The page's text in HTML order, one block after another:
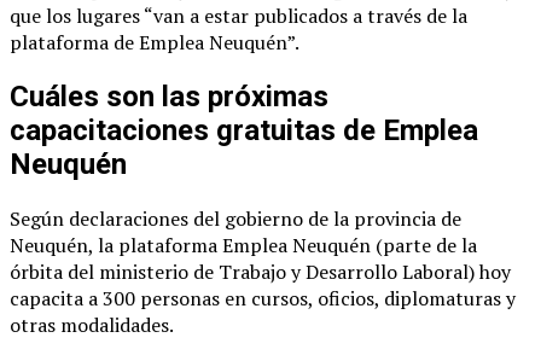
que los lugares “van a estar publicados a través de la
plataforma de Emplea Neuquén”.
Cuáles son las próximas
capacitaciones gratuitas de Emplea
Neuquén
Según declaraciones del gobierno de la provincia de
Neuquén, la plataforma Emplea Neuquén (parte de la
órbita del ministerio de Trabajo y Desarrollo Laboral) hoy
capacita a 300 personas en cursos, oficios, diplomaturas y
otras modalidades.